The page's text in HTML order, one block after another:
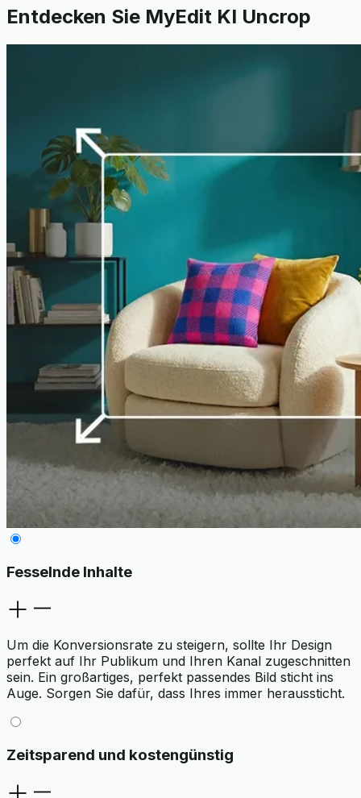
Entdecken Sie MyEdit KI Uncrop
Fesselnde Inhalte
Um die Konversionsrate zu steigern, sollte Ihr Design
perfekt auf Ihr Publikum und Ihren Kanal zugeschnitten
sein. Ein großartiges, perfekt passendes Bild sticht ins
Auge. Sorgen Sie dafür, dass Ihres immer heraussticht.
Zeitsparend und kostengünstig